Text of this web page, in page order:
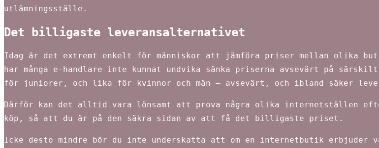
utlämningsställe.
Det billigaste leveransalternativet
Idag är det extremt enkelt för människor att jämföra priser mellan olika
har många e-handlare inte kunnat undvika sänka priserna avsevärt på
för juniorer, och lika för kvinnor och män – avsevärt, och ibland säker
Därför kan det alltid vara lönsamt att prova några olika internetställen
köp, så att du är på den säkra sidan av att få det billigaste priset.
Icke desto mindre bör du inte underskatta att om en internetbutik